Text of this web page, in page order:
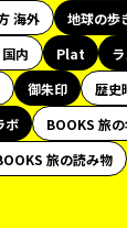
海外
地球の歩
内 Plat
御朱印 歴史
ボ
BOOKS 旅
旅の読み物